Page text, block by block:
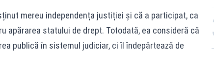
mereu independența justiției și că a participat, ca
apărarea statului de drept. Totodată, ea consideră că
publică în sistemul judiciar, ci îl îndepărtează de